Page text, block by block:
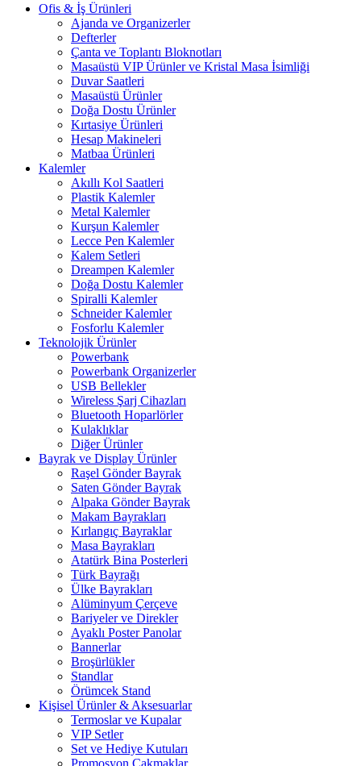
Ofis & İş Ürünleri
Ajanda ve Organizerler
Defterler
Çanta ve Toplantı Bloknotları
Masaüstü VIP Ürünler ve Kristal Masa İsimliği
Duvar Saatleri
Masaüstü Ürünler
Doğa Dostu Ürünler
Kırtasiye Ürünleri
Hesap Makineleri
Matbaa Ürünleri
Kalemler
Akıllı Kol Saatleri
Plastik Kalemler
Metal Kalemler
Kurşun Kalemler
Lecce Pen Kalemler
Kalem Setleri
Dreampen Kalemler
Doğa Dostu Kalemler
Spiralli Kalemler
Schneider Kalemler
Fosforlu Kalemler
Teknolojik Ürünler
Powerbank
Powerbank Organizerler
USB Bellekler
Wireless Şarj Cihazları
Bluetooth Hoparlörler
Kulaklıklar
Diğer Ürünler
Bayrak ve Display Ürünler
Raşel Gönder Bayrak
Saten Gönder Bayrak
Alpaka Gönder Bayrak
Makam Bayrakları
Kırlangıç Bayraklar
Masa Bayrakları
Atatürk Bina Posterleri
Türk Bayrağı
Ülke Bayrakları
Alüminyum Çerçeve
Bariyeler ve Direkler
Ayaklı Poster Panolar
Bannerlar
Broşürlükler
Standlar
Örümcek Stand
Kişisel Ürünler & Aksesuarlar
Termoslar ve Kupalar
VIP Setler
Set ve Hediye Kutuları
Promosyon Çakmaklar